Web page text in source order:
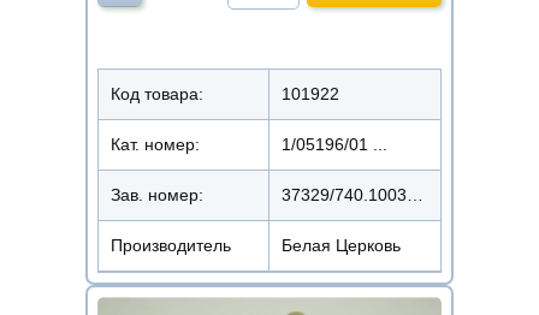
Код товара: 101922
Кат. номер: 1/05196/01 ...
Зав. номер: 37329/740.1003213-24
Производитель Белая Церковь